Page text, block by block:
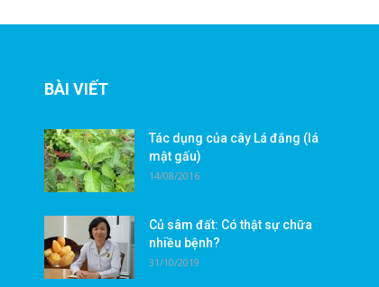
BÀI VIẾT
Tác dụng của cây Lá đắng (lá
mật gấu)
14/08/2016
Củ sâm đất: Có thật sự chữa
nhiều bệnh?
31/10/2019